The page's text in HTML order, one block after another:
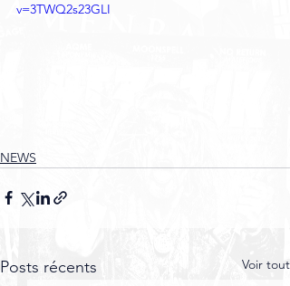
v=3TWQ2s23GLI
NEWS
Posts récents Voir tout